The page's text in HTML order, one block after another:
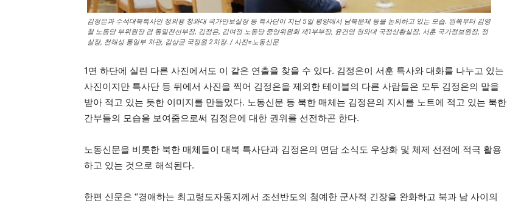
김정은과 수석대북특사인 정의용 청와대 국가안보실장 등 특사단이 지난 5일 평양에서 남북문제 등을 논의하고 있는 모습. 왼쪽부터 김영
철 노동당 부위원장 겸 통일전선부장, 김정은, 김여정 노동당 중앙위원회 제1부부장, 윤건영 청와대 국정상황실장, 서훈 국가정보원장, 정
실장, 천해성 통일부 차관, 김상균 국정원 2차장. / 사진=노동신문
1면 하단에 실린 다른 사진에서도 이 같은 연출을 찾을 수 있다. 김정은이 서훈 특사와 대화를 나누고 있는
사진이지만 특사단 등 뒤에서 사진을 찍어 김정은을 제외한 테이블의 다른 사람들은 모두 김정은의 말을
받아 적고 있는 듯한 이미지를 만들었다. 노동신문 등 북한 매체는 김정은의 지시를 노트에 적고 있는 북한
간부들의 모습을 보여줌으로써 김정은에 대한 권위를 선전하곤 한다.
노동신문을 비롯한 북한 매체들이 대북 특사단과 김정은의 면담 소식도 우상화 및 체제 선전에 적극 활용
하고 있는 것으로 해석된다.
한편 신문은 “경애하는 최고령도자동지께서 조선반도의 첨예한 군사적 긴장을 완화하고 북과 남 사이의